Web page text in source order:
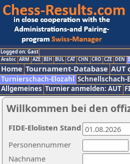
Logged on: Gast
Arabic ARM AZE BIH BUL CAT CHN CRO CZE DEN
Home Tournament-Database AUT
Turnierschach-Elozahl Schnellschach-
Allgemeines Turnier anmelden: AUT
Willkommen bei den
Nachname
Personennummer
FIDE-Elolisten Stand